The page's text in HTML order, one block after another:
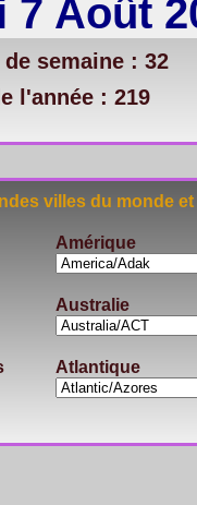
7 Août
semaine : 32
l'année : 219
villes du
Amérique
Australie
Atlantique